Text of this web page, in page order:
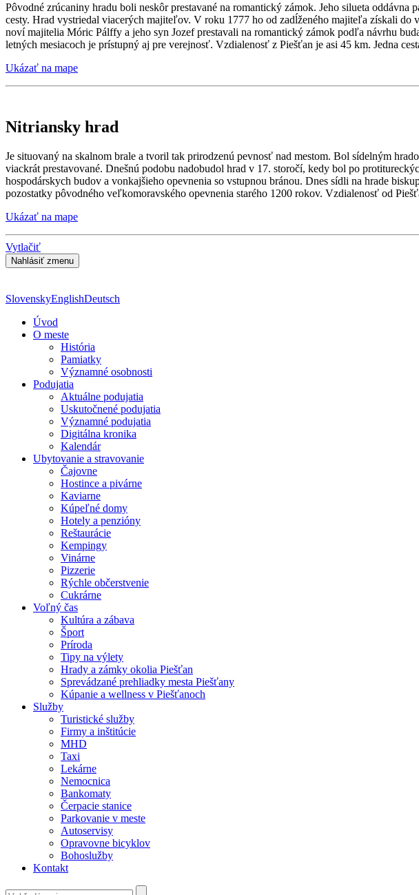
Pôvodné zrúcaniny hradu boli neskôr prestavané na romantický zámok. Jeho silueta
cesty. Hrad vystriedal viacerých majiteľov. V roku 1777 ho od zadĺženého majiteľa získali
noví majitelia Móric Pálffy a jeho syn Jozef prestavali na romantický zámok podľa návrhu
letných mesiacoch je prístupný aj pre verejnosť. Vzdialenosť z Piešťan je asi 45 km. Jedna
Ukázať na mape
Nitriansky hrad
Je situovaný na skalnom brale a tvoril tak prirodzenú pevnosť nad mestom. Bol sídelným
viackrát prestavované. Dnešnú podobu nadobudol hrad v 17. storočí, kedy bol po
hospodárskych budov a vonkajšieho opevnenia so vstupnou bránou. Dnes sídli na hrade
pozostatky pôvodného veľkomoravského opevnenia starého 1200 rokov. Vzdialenosť od
Ukázať na mape
Vytlačiť
SlovenskyEnglishDeutsch
Úvod
O meste
História
Pamiatky
Významné osobnosti
Podujatia
Aktuálne podujatia
Uskutočnené podujatia
Významné podujatia
Digitálna kronika
Kalendár
Ubytovanie a stravovanie
Čajovne
Hostince a pivárne
Kaviarne
Kúpeľné domy
Hotely a penzióny
Reštaurácie
Kempingy
Vinárne
Pizzerie
Rýchle občerstvenie
Cukrárne
Voľný čas
Kultúra a zábava
Šport
Príroda
Tipy na výlety
Hrady a zámky okolia Piešťan
Sprevádzané prehliadky mesta Piešťany
Kúpanie a wellness v Piešťanoch
Služby
Turistické služby
Firmy a inštitúcie
MHD
Taxi
Lekárne
Nemocnica
Bankomaty
Čerpacie stanice
Parkovanie v meste
Autoservisy
Opravovne bicyklov
Bohoslužby
Kontakt